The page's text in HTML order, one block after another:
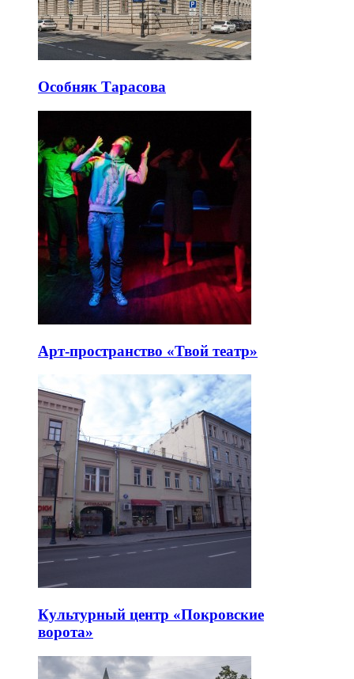
Особняк Тарасова
Арт-пространство «Твой театр»
Культурный центр «Покровские
ворота»